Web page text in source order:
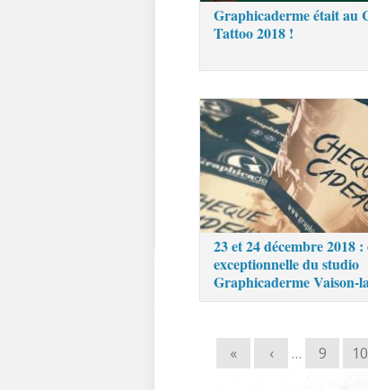
Graphicaderme était au
Tattoo 2018 !
23 et 24 décembre 2018
exceptionnelle du studio
Graphicaderme Vaison-
« ‹ … 9 10